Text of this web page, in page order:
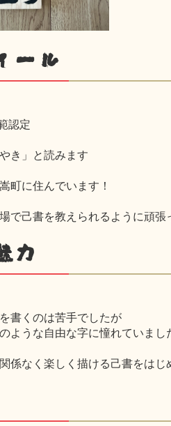
ール
認定
き」と読みます
町に住んでいます！
で己書を教えられるように頑張
力
書くのは苦手でしたが
ような自由な字に憧れていまし
係なく楽しく描ける己書をは